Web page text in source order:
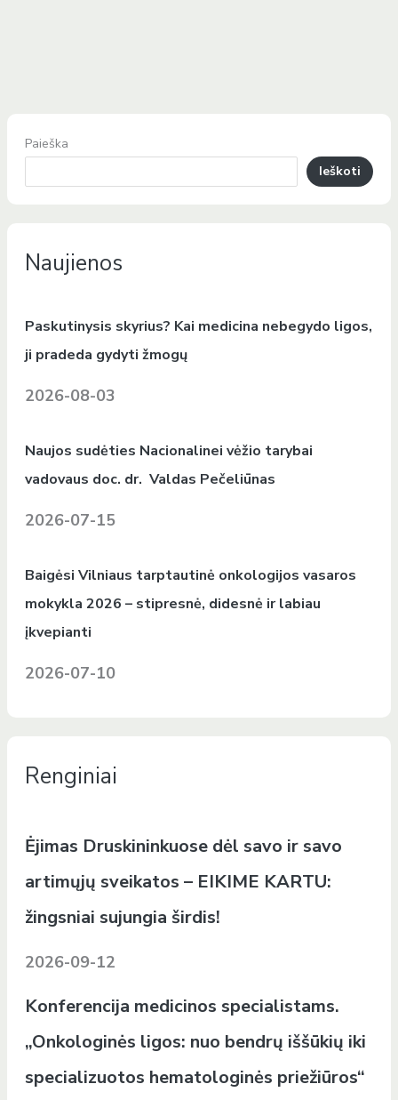
Paieška
Ieškoti
Naujienos
Paskutinysis skyrius? Kai medicina nebegydo ligos,
ji pradeda gydyti žmogų
2026-08-03
Naujos sudėties Nacionalinei vėžio tarybai
vadovaus doc. dr. Valdas Pečeliūnas
2026-07-15
Baigėsi Vilniaus tarptautinė onkologijos vasaros
mokykla 2026 – stipresnė, didesnė ir labiau
įkvepianti
2026-07-10
Renginiai
Ėjimas Druskininkuose dėl savo ir savo
artimųjų sveikatos – EIKIME KARTU:
žingsniai sujungia širdis!
2026-09-12
Konferencija medicinos specialistams.
„Onkologinės ligos: nuo bendrų iššūkių iki
specializuotos hematologinės priežiūros“